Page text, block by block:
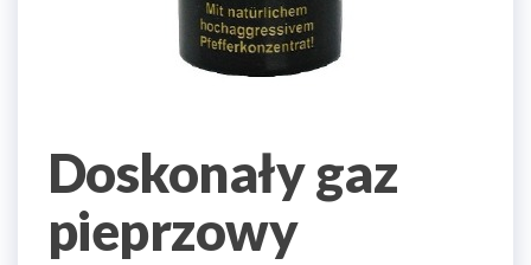
Doskonały gaz
pieprzowy